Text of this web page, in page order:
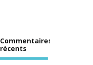
Commentaires
récents